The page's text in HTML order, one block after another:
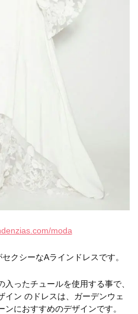
moda
クシーなAラインドレスです。
ったチュールを使用する事で、
イン のドレスは、ガーデンウェ
におすすめのデザインです。